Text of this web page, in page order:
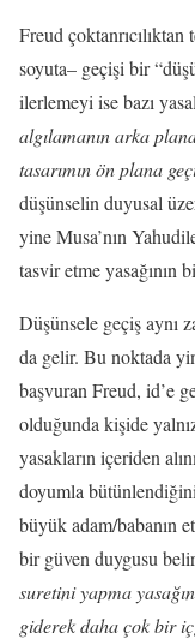
Freud çoktanrıcılıktan
soyuta– geçişi bir
ilerlemeyi ise bazı
algılamanın arka
tasarımın ön plana
düşünselin duyusal
yine Musa’nın
tasvir etme yasağının
Düşünsele geçiş aynı
da gelir. Bu noktada
başvuran Freud, id’e
olduğunda kişide
yasakların içeriden
doyumla
büyük adam/babanın
bir güven duygusu
suretini yapma
giderek daha çok bir